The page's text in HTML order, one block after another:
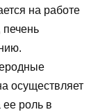
на работе
осуществляет
ее роль в